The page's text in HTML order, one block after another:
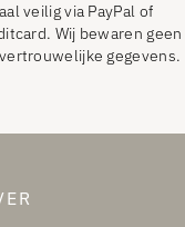
veilig via PayPal of
Wij bewaren geen
gegevens.